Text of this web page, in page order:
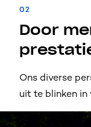
02
Door
Ons diverse
uit te blinken in